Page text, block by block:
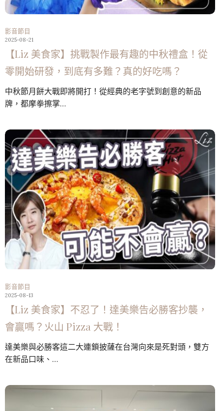
影音節目
2025-08-21
【Liz 美食家】挑戰製作最有趣的中秋禮盒！從
零開始研發，到底有多難？真的好吃嗎？
中秋節月餅大戰即將開打！從經典的老字號到創意的新品
牌，都摩拳擦掌…
影音節目
2025-08-13
【Liz 美食家】不忍了！達美樂告必勝客抄襲，
會贏嗎？火山 Pizza 大戰！
達美樂與必勝客這二大連鎖披薩在台灣向來是死對頭，雙方
在新品口味、…